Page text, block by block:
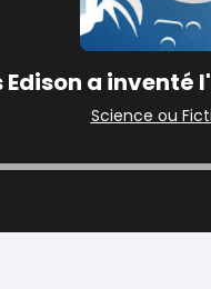
Edison a inventé
Science ou